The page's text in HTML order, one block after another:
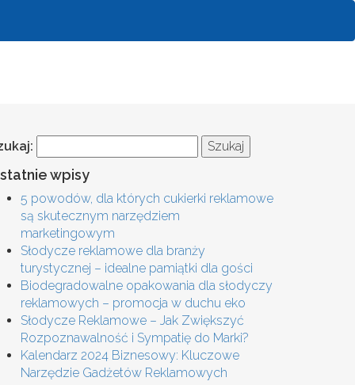
wpisy
5 powodów, dla których cukierki reklamowe
są skutecznym narzędziem
marketingowym
Słodycze reklamowe dla branży
turystycznej – idealne pamiątki dla gości
Biodegradowalne opakowania dla słodyczy
reklamowych – promocja w duchu eko
Słodycze Reklamowe – Jak Zwiększyć
Rozpoznawalność i Sympatię do Marki?
Kalendarz 2024 Biznesowy: Kluczowe
Narzędzie Gadżetów Reklamowych